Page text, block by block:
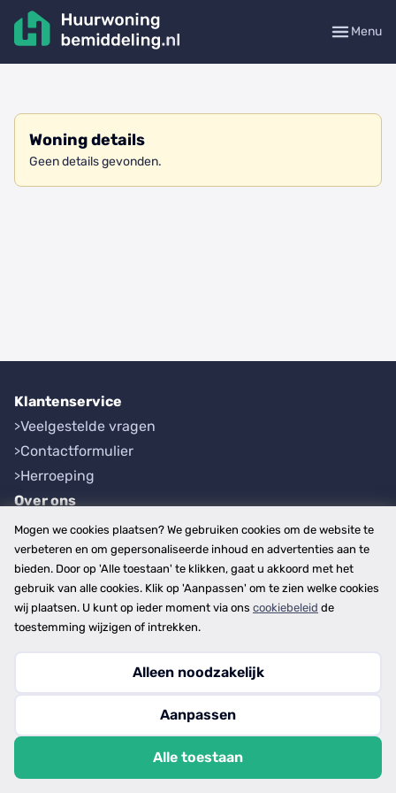
Menu
Woning details
Geen details gevonden.
Klantenservice
Veelgestelde vragen
Contactformulier
Herroeping
Over ons
Bedrijfsgegevens
Werkwijze
Overzichten
Plaatsen
Provincies
Copyright © 2026
privacy- en cookiebeleid
Mogen we cookies plaatsen? We gebruiken cookies om de website te
verbeteren en om gepersonaliseerde inhoud en advertenties aan te
bieden. Door op 'Alle toestaan' te klikken, gaat u akkoord met het
gebruik van alle cookies. Klik op 'Aanpassen' om te zien welke cookies
wij plaatsen. U kunt op ieder moment via ons cookiebeleid de
toestemming wijzigen of intrekken.
Alleen noodzakelijk
Aanpassen
Alle toestaan